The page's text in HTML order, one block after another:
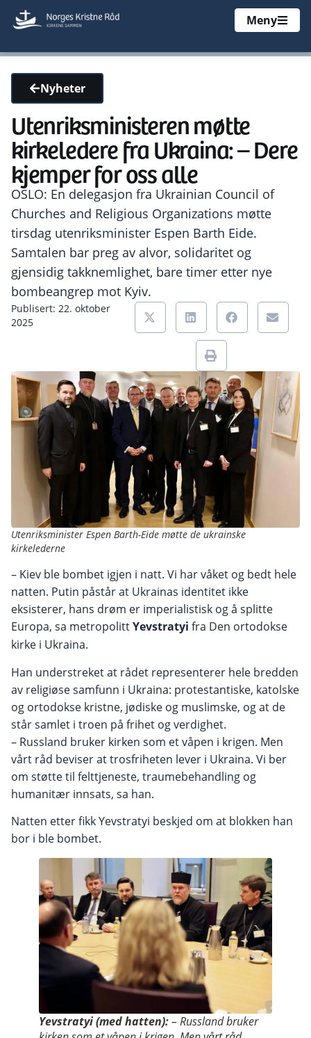
Meny
Nyheter
Utenriksministeren møtte
kirkeledere fra Ukraina: – Dere
kjemper for oss alle
OSLO: En delegasjon fra Ukrainian Council of
Churches and Religious Organizations møtte
tirsdag utenriksminister Espen Barth Eide.
Samtalen bar preg av alvor, solidaritet og
gjensidig takknemlighet, bare timer etter nye
bombeangrep mot Kyiv.
Publisert: 22. oktober
2025
Utenriksminister Espen Barth-Eide møtte de ukrainske
kirkelederne
– Kiev ble bombet igjen i natt. Vi har våket og bedt hele
natten. Putin påstår at Ukrainas identitet ikke
eksisterer, hans drøm er imperialistisk og å splitte
Europa, sa metropolittYevstratyi fra Den ortodokse
kirke i Ukraina.
Han understreket at rådet representerer hele bredden
av religiøse samfunn i Ukraina: protestantiske, katolske
og ortodokse kristne, jødiske og muslimske, og at de
står samlet i troen på frihet og verdighet.
– Russland bruker kirken som et våpen i krigen. Men
vårt råd beviser at trosfriheten lever i Ukraina. Vi ber
om støtte til felttjeneste, traumebehandling og
humanitær innsats, sa han.
Natten etter fikk Yevstratyi beskjed om at blokken han
bor i ble bombet.
Yevstratyi (med hatten):– Russland bruker